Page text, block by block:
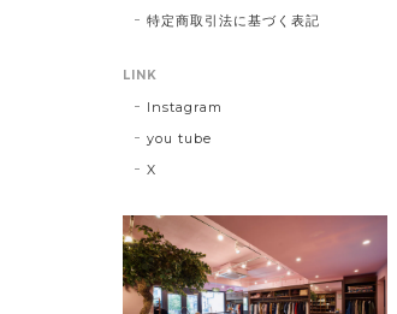
特定商取引法に基づく表記
LINK
Instagram
you tube
X